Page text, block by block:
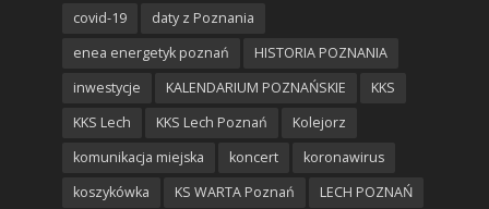
covid-19
daty z Poznania
enea energetyk poznań
HISTORIA POZNANIA
inwestycje
KALENDARIUM POZNAŃSKIE
KKS
KKS Lech
KKS Lech Poznań
Kolejorz
komunikacja miejska
koncert
koronawirus
koszykówka
KS WARTA Poznań
LECH POZNAŃ